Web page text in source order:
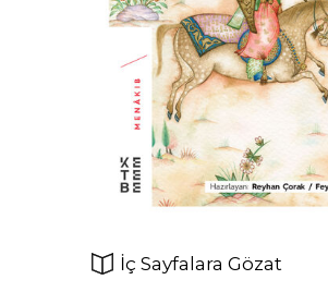
İç Sayfalara Gözat